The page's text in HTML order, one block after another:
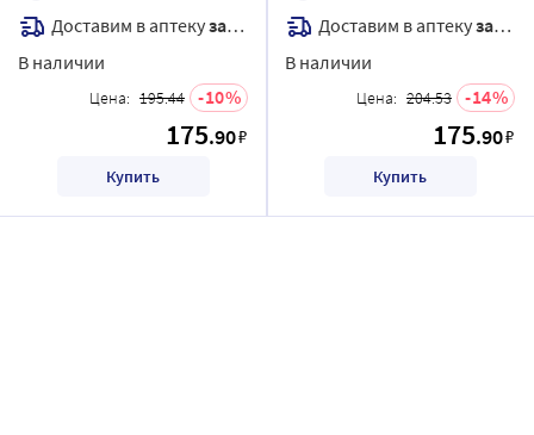
Доставим в аптекузавтра
В наличии
Цена: 195.44 10
175.90₽
Купить
Доставим в аптекузавтра
В наличии
Цена: 204.53 14
175.90₽
Купить